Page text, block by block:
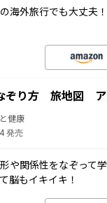
海外旅行でも大丈夫
ぞり方 旅地図 ア
健康
発売
や関係性をなぞって
脳もイキイキ！